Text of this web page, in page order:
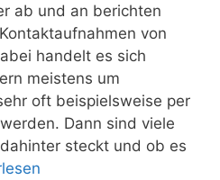
ab und an berichten
von
handelt es sich
meistens um
oft beispielsweise per
Dann sind viele
steckt und ob es